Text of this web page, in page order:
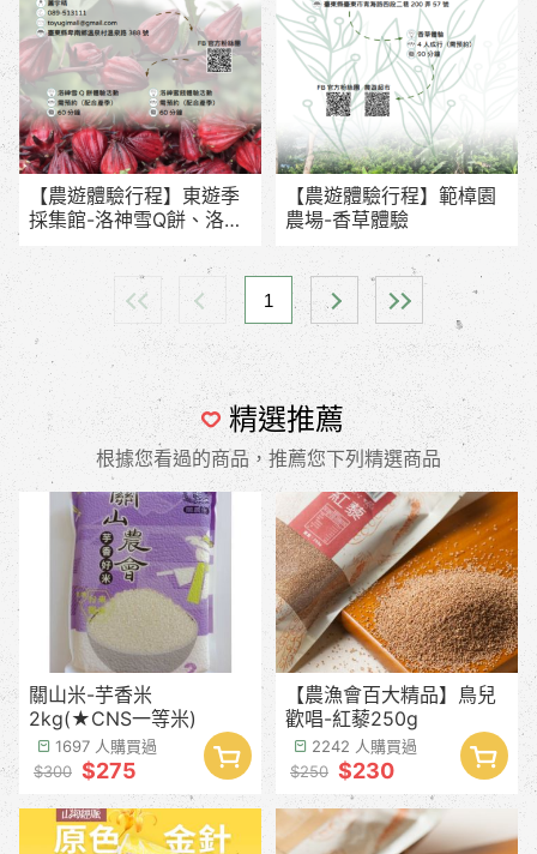
【農遊體驗行程】東遊季
採集館-洛神雪Q餅、洛神
蜜餞體驗
【農遊體驗行程】範樟園
農場-香草體驗
1
精選推薦
根據您看過的商品，推薦您下列精選商品
關山米-芋香米
2kg(★CNS一等米)
1697 人購買過
$300 $275
【農漁會百大精品】鳥兒
歡唱-紅藜250g
2242 人購買過
$250 $230